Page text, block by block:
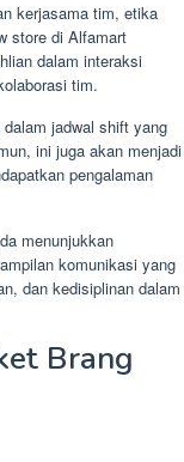
kerjasama tim, etika
store di Alfamart
dalam interaksi
tim.
jadwal shift yang
ini juga akan menjadi
pengalaman
menunjukkan
komunikasi yang
dan kedisiplinan dalam
Brang